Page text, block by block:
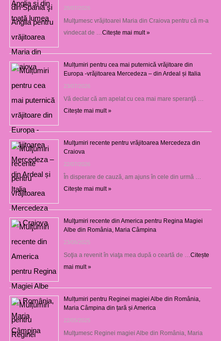
28/07/2026
Mulţumesc vrăjitoarei Maria din Craiova pentru că m-a
vindecat de …Citește mai mult »
Mulțumiri pentru cea mai puternică vrăjitoare din
Europa -vrăjitoarea Mercedeza – din Ardeal și Italia
23/07/2026
Vă declar că am apelat cu cea mai mare speranţă …
Citește mai mult »
Mulţumiri recente pentru vrăjitoarea Mercedeza din
Craiova
22/07/2026
În disperare de cauză, am ajuns în cele din urmă …
Citește mai mult »
Mulţumiri recente din America pentru Regina Magiei
Albe din România, Maria Câmpina
23/08/2025
Soţia a revenit în viaţa mea după o ceartă de …Citește
mai mult »
Mulțumiri pentru Reginei magiei Albe din România,
Maria Câmpina din țară și America
22/05/2025
Mulţumesc Reginei magiei Albe din România, Maria